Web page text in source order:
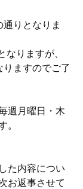
りとなりま
りますが、
ますのでご了
週月曜日・木
。
た内容につい
お返事させて